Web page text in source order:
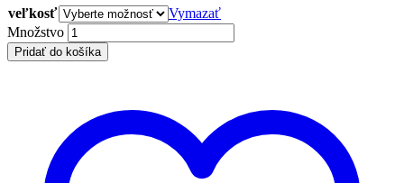
veľkosť
Vymazať
Arctic
wolf
hood
Množstvo
Pridať do košíka